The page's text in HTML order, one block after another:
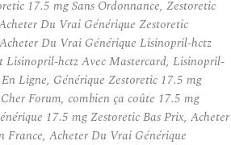
17.5 mg Sans Ordonnance, Zestoretic
Du Vrai Générique Zestoretic
Du Vrai Générique Lisinopril-hctz
Lisinopril-hctz Avec Mastercard, Lisinopril-
Ligne, Générique Zestoretic 17.5 mg
Forum, combien ça coûte 17.5 mg
17.5 mg Zestoretic Bas Prix, Acheter
France, Acheter Du Vrai Générique